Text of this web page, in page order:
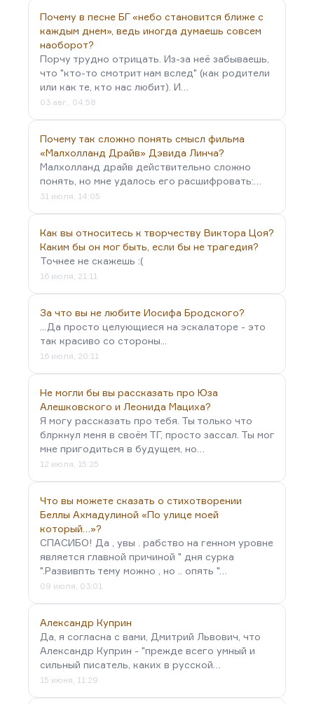
Почему в песне БГ «небо становится ближе с
каждым днем», ведь иногда думаешь совсем
наоборот?
Порчу трудно отрицать. Из-за неё забываешь,
что "кто-то смотрит нам вслед" (как родители
или как те, кто нас любит). И…
03 авг., 04:58
Почему так сложно понять смысл фильма
«Малхолланд Драйв» Дэвида Линча?
Малхолланд драйв действительно сложно
понять, но мне удалось его расшифровать:…
31 июля, 14:05
Как вы относитесь к творчеству Виктора Цоя?
Каким бы он мог быть, если бы не трагедия?
Точнее не скажешь :(
16 июля, 21:11
За что вы не любите Иосифа Бродского?
...Да просто целующиеся на эскалаторе - это
так красиво со стороны...
16 июля, 20:11
Не могли бы вы рассказать про Юза
Алешковского и Леонида Мациха?
Я могу рассказать про тебя. Ты только что
блркнул меня в своём ТГ, просто зассал. Ты мог
мне пригодиться в будущем, но…
12 июля, 15:25
Что вы можете сказать о стихотворении
Беллы Ахмадулиной «По улице моей
который…»?
СПАСИБО! Да , увы . рабство на генном уровне
является главной причиной " дня сурка
".Развивпть тему можно , но .. опять "…
09 июля, 03:01
Александр Куприн
Да, я согласна с вами, Дмитрий Львович, что
Александр Куприн - "прежде всего умный и
сильный писатель, каких в русской…
15 июня, 11:29